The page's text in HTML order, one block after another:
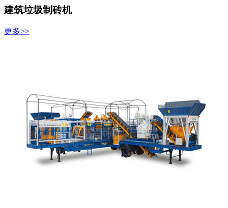
建筑垃圾制砖机
更多>>